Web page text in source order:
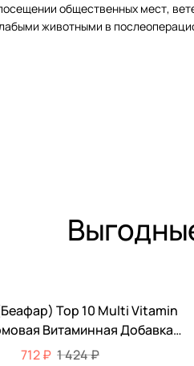
общественных мест,
животными в
Top 10 Multi Vitamin
Витаминная Добавка
Собак 180шт 12542
712 ₽ 1 424 ₽